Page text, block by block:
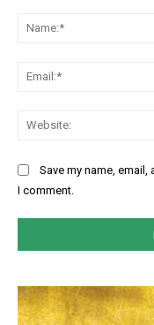
Save my name,
I comment.